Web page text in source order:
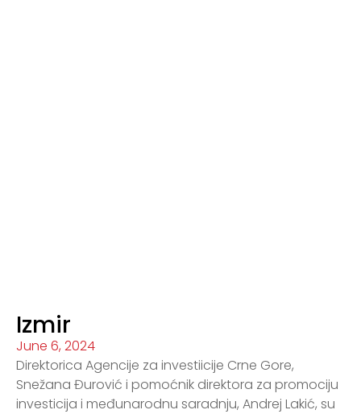
Izmir
June 6, 2024
Direktorica Agencije za investiicije Crne Gore,
Snežana Đurović i pomoćnik direktora za promociju
investicija i međunarodnu saradnju, Andrej Lakić, su